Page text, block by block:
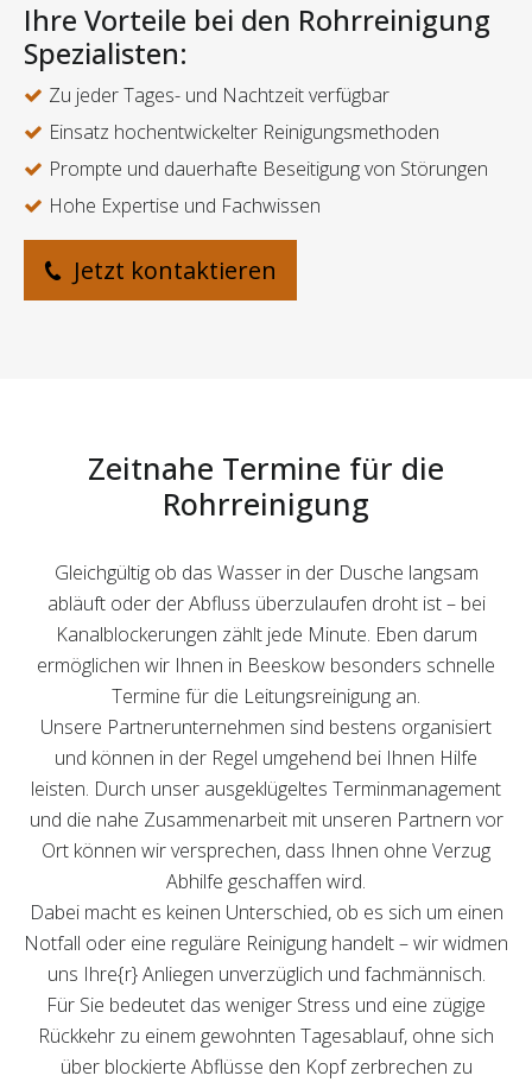
Ihre Vorteile bei den Rohrreinigung
Spezialisten:
Zu jeder Tages- und Nachtzeit verfügbar
Einsatz hochentwickelter Reinigungsmethoden
Prompte und dauerhafte Beseitigung von Störungen
Hohe Expertise und Fachwissen
Jetzt kontaktieren
Zeitnahe Termine für die
Rohrreinigung
Gleichgültig ob das Wasser in der Dusche langsam
abläuft oder der Abfluss überzulaufen droht ist – bei
Kanalblockerungen zählt jede Minute. Eben darum
ermöglichen wir Ihnen in Beeskow besonders schnelle
Termine für die Leitungsreinigung an.
Unsere Partnerunternehmen sind bestens organisiert
und können in der Regel umgehend bei Ihnen Hilfe
leisten. Durch unser ausgeklügeltes Terminmanagement
und die nahe Zusammenarbeit mit unseren Partnern vor
Ort können wir versprechen, dass Ihnen ohne Verzug
Abhilfe geschaffen wird.
Dabei macht es keinen Unterschied, ob es sich um einen
Notfall oder eine reguläre Reinigung handelt – wir widmen
uns Ihre{r} Anliegen unverzüglich und fachmännisch.
Für Sie bedeutet das weniger Stress und eine zügige
Rückkehr zu einem gewohnten Tagesablauf, ohne sich
über blockierte Abflüsse den Kopf zerbrechen zu